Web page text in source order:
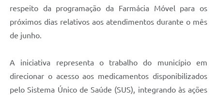
respeito da programação da Farmácia Móvel para os
próximos dias relativos aos atendimentos durante o mês
de junho.
A iniciativa representa o trabalho do município em
direcionar o acesso aos medicamentos disponibilizados
pelo Sistema Único de Saúde (SUS), integrando às ações